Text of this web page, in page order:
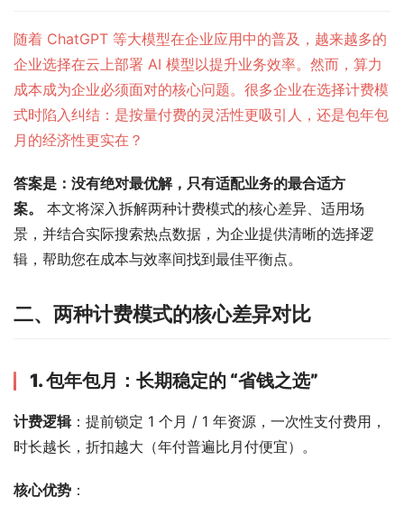
随着 ChatGPT 等大模型在企业应用中的普及，越来越多的
企业选择在云上部署 AI 模型以提升业务效率。然而，算力
成本成为企业必须面对的核心问题。很多企业在选择计费模
式时陷入纠结：是按量付费的灵活性更吸引人，还是包年包
月的经济性更实在？
答案是：没有绝对最优解，只有适配业务的最合适方
案。
本文将深入拆解两种计费模式的核心差异、适用场
景，并结合实际搜索热点数据，为企业提供清晰的选择逻
辑，帮助您在成本与效率间找到最佳平衡点。
二、两种计费模式的核心差异对比
1. 包年包月：长期稳定的 “省钱之选”
计费逻辑：提前锁定 1 个月 / 1 年资源，一次性支付费用，
时长越长，折扣越大（年付普遍比月付便宜）。
核心优势 ：